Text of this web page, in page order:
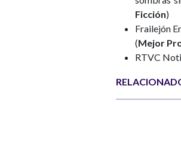
Ficción)
Frailejón
(Mejor
RTVC